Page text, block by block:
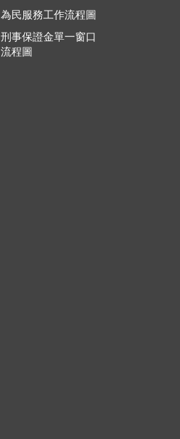
為民服務工作流程圖
刑事保證金單一窗口
流程圖